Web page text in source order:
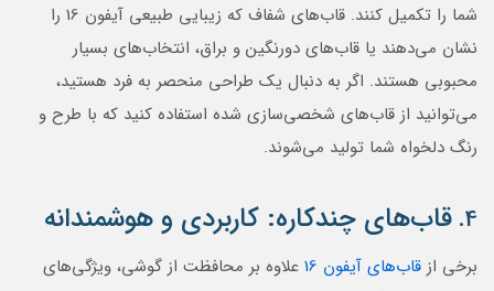
شما را تکمیل کنند. قاب‌های شفاف که زیبایی طبیعی آیفون 16 را
نشان می‌دهند یا قاب‌های دورنگین و براق، انتخاب‌های بسیار
محبوبی هستند. اگر به دنبال یک طراحی منحصر به فرد هستید،
می‌توانید از قاب‌های شخصی‌سازی شده استفاده کنید که با طرح و
رنگ دلخواه شما تولید می‌شوند.
4. قاب‌های چندکاره: کاربردی و هوشمندانه
برخی از قاب‌های آیفون 16
علاوه بر محافظت از گوشی، ویژگی‌های